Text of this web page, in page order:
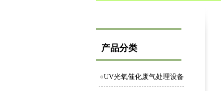
产品分类
UV光氧催化废气处理设备